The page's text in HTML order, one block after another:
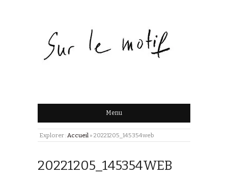
Menu
Explorer :Accueil » 20221205_145354web
20221205_145354WEB